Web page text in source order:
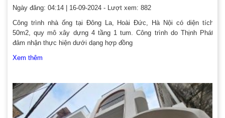
Ngày đăng: 04:14 | 16-09-2024 - Lượt xem: 882
Công trình nhà ống tại Đông La, Hoài Đức, Hà Nội có diện tích
50m2, quy mô xây dựng 4 tầng 1 tum. Công trình do Thịnh Phát
đảm nhận thực hiện dưới dạng hợp đồng
Xem thêm